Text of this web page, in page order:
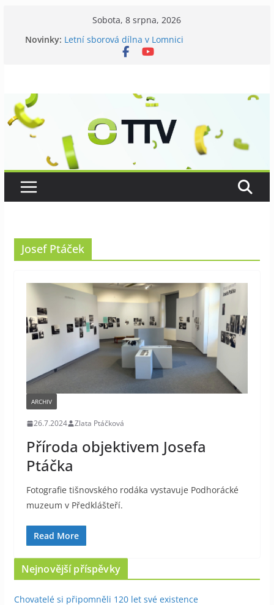
Sobota, 8 srpna, 2026
Novinky: Letní sborová dílna v Lomnici
Chovatelé si připomněli 120 let své existence
Josef Ptáček
ARCHIV
26.7.2024 Zlata Ptáčková
Příroda objektivem Josefa
Ptáčka
Fotografie tišnovského rodáka vystavuje Podhorácké
muzeum v Předklášteří.
Read More
Nejnovější příspěvky
Chovatelé si připomněli 120 let své existence